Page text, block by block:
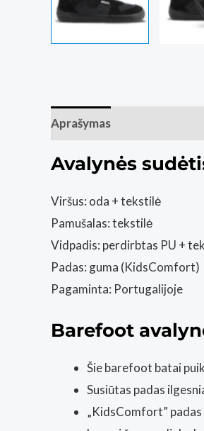
Aprašymas
Avalynės
Viršus: oda + tekstilė
Pamušalas: tekstilė
Vidpadis: perdirbtas PU +
Padas: guma (KidsComfort)
Pagaminta: Portugalijoje
Barefoot
Šie barefoot batai
Susiūtas padas
„KidsComfort”